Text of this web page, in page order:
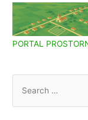
PORTAL